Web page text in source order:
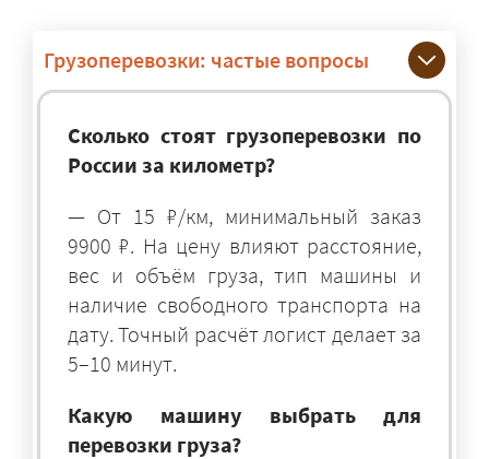
Грузоперевозки: частые вопросы
Сколько стоят грузоперевозки по
России за километр?
— От 15 ₽/км, минимальный заказ
9900 ₽. На цену влияют расстояние,
вес и объём груза, тип машины и
наличие свободного транспорта на
дату. Точный расчёт логист делает за
5–10 минут.
Какую машину выбрать для
перевозки груза?